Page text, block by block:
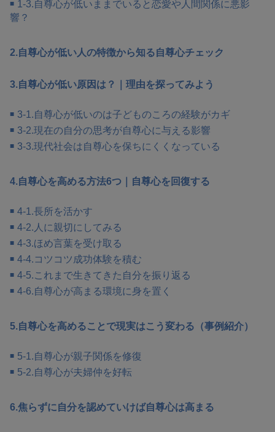
1-3.自尊心が低いままでいると恋愛や人間関係に悪影
響？
2.自尊心が低い人の特徴から知る自尊心チェック
3.自尊心が低い原因は？｜理由を探ってみよう
3-1.自尊心が低いのは子どものころの経験がカギ
3-2.現在の自分の思考が自尊心に与える影響
3-3.現代社会は自尊心を保ちにくくなっている
4.自尊心を高める方法6つ｜自尊心を回復する
4-1.長所を活かす
4-2.人に親切にしてみる
4-3.ほめ言葉を受け取る
4-4.コツコツ成功体験を積む
4-5.これまで生きてきた自分を振り返る
4-6.自尊心が高まる環境に身を置く
5.自尊心を高めることで現実はこう変わる（事例紹介）
5-1.自尊心が親子関係を修復
5-2.自尊心が夫婦仲を好転
6.焦らずに自分を認めていけば自尊心は高まる